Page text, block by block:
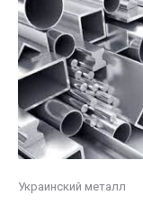
Украинский металл